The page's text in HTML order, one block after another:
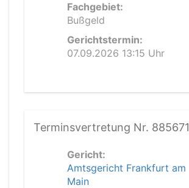
Fachgebiet:
Bußgeld
Gerichtstermin:
07.09.2026 13:15 Uhr
Terminsvertretung Nr. 885671
Gericht:
Amtsgericht Frankfurt am
Main